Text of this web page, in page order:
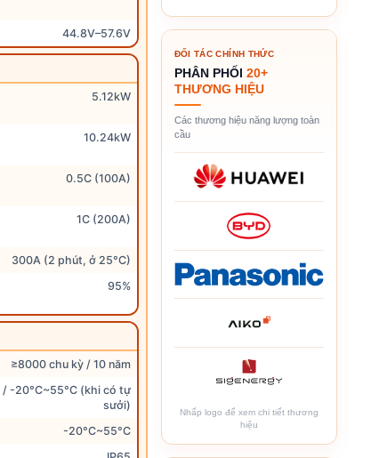
44.8V–57.6V
5.12kW
10.24kW
0.5C (100A)
1C (200A)
300A (2 phút, ở 25°C)
95%
≥8000 chu kỳ / 10 năm
/ -20°C~55°C (khi có tự
sưởi)
-20°C~55°C
ĐỐI TÁC CHÍNH THỨC
PHÂN PHỐI 20+
THƯƠNG HIỆU
Các thương hiệu năng lượng toàn
cầu
Nhấp logo để xem chi tiết thương
hiệu